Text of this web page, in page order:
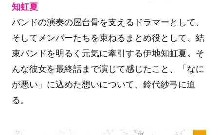
知虹夏
バンドの演奏の屋台骨を支えるドラマーとして、
そしてメンバーたちを束ねるまとめ役として、結
束バンドを明るく元気に牽引する伊地知虹夏。そ
んな彼女を最終話まで演じて感じたこと、「なに
が悪い」に込めた想いについて、鈴代紗弓に迫
る。